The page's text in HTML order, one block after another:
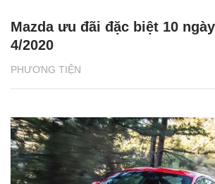
PHƯƠNG TIỆN
Mazda ưu đãi đặc biệt 10
4/2020